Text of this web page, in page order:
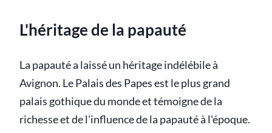
L'héritage de la papauté
La papauté a laissé un héritage indélébile à
Avignon. Le Palais des Papes est le plus grand
palais gothique du monde et témoigne de la
richesse et de l'influence de la papauté à l'époque.